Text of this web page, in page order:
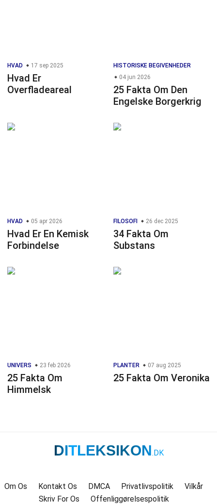
HVAD 17 sep 2025
Hvad Er
Overfladeareal
HISTORISKE BEGIVENHEDER
04 jun 2026
25 Fakta Om Den
Engelske Borgerkrig
HVAD 05 apr 2026
Hvad Er En Kemisk
Forbindelse
FILOSOFI 26 dec 2025
34 Fakta Om
Substans
UNIVERS 23 feb 2026
25 Fakta Om
Himmelsk
PLANTER 07 aug 2025
25 Fakta Om Veronika
DITLEKSIKON.DK
Om Os Kontakt Os DMCA Privatlivspolitik
Vilkår
Skriv For Os
Offenliggørelsespolitik